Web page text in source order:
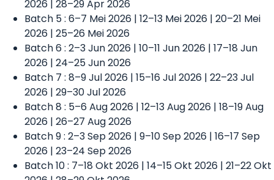
2026 | 28–29 Apr 2026
Batch 5 : 6–7 Mei 2026 | 12–13 Mei 2026 | 20–21 Mei
2026 | 25–26 Mei 2026
Batch 6 : 2–3 Jun 2026 | 10–11 Jun 2026 | 17–18 Jun
2026 | 24–25 Jun 2026
Batch 7 : 8–9 Jul 2026 | 15–16 Jul 2026 | 22–23 Jul
2026 | 29–30 Jul 2026
Batch 8 : 5–6 Aug 2026 | 12–13 Aug 2026 | 18–19 Aug
2026 | 26–27 Aug 2026
Batch 9 : 2–3 Sep 2026 | 9–10 Sep 2026 | 16–17 Sep
2026 | 23–24 Sep 2026
Batch 10 : 7–18 Okt 2026 | 14–15 Okt 2026 | 21–22 Okt